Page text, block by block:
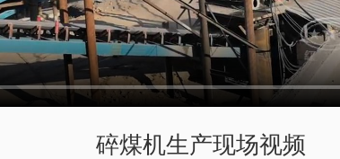
碎煤机生产现场视频